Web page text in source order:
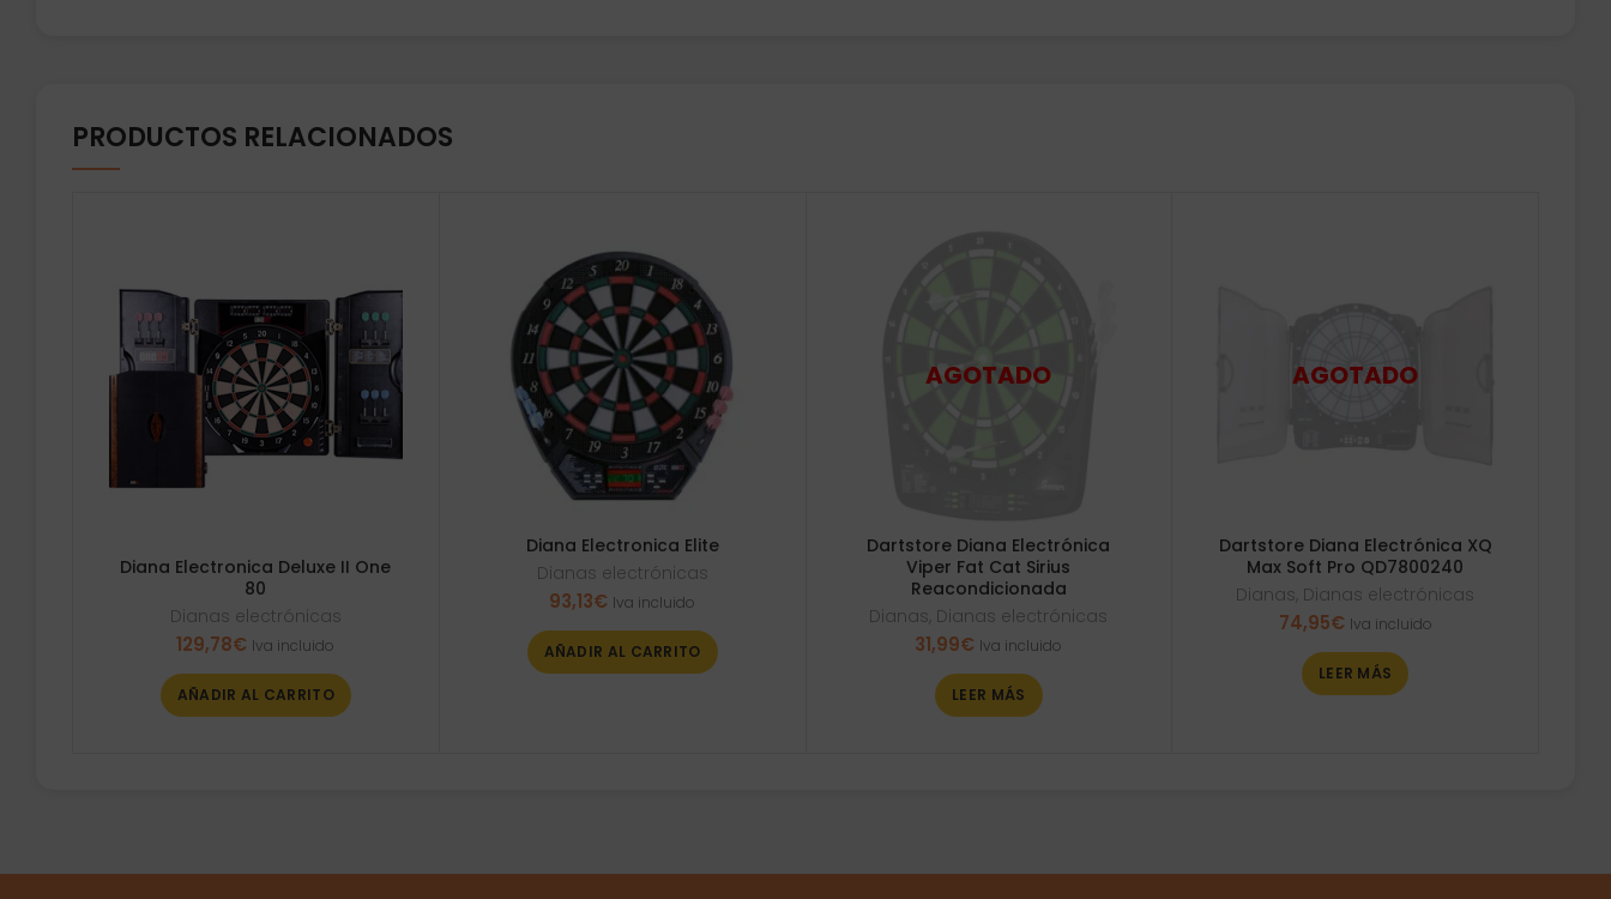
PRODUCTOS RELACIONADOS
Diana Electronica Deluxe II One
80
Dianas electrónicas
129,78€ Iva incluido
AÑADIR AL CARRITO
Diana Electronica Elite
Dianas electrónicas
93,13€ Iva incluido
AÑADIR AL CARRITO
Dartstore Diana Electrónica
Viper Fat Cat Sirius
Reacondicionada
Dianas, Dianas electrónicas
31,99€ Iva incluido
LEER MÁS
Dartstore Diana Electrónica XQ
Max Soft Pro QD7800240
Dianas, Dianas electrónicas
74,95€ Iva incluido
LEER MÁS